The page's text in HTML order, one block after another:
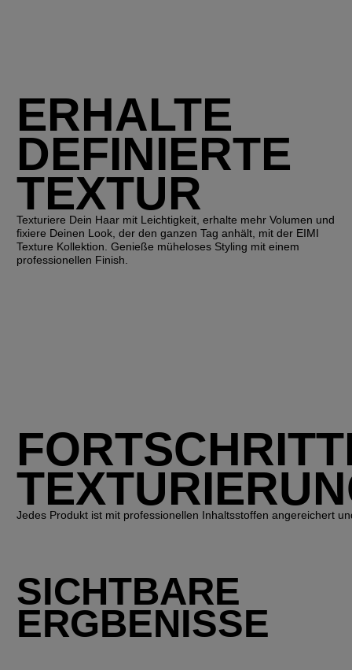
ERHALTE
DEFINIERTE
TEXTUR
Texturiere Dein Haar mit Leichtigkeit, erhalte mehr Volumen und
fixiere Deinen Look, der den ganzen Tag anhält, mit der EIMI
Texture Kollektion. Genieße müheloses Styling mit einem
professionellen Finish.
Jedes Produkt ist mit professionellen Inhaltsstoffen angereichert
SICHTBARE
ERGBENISSE